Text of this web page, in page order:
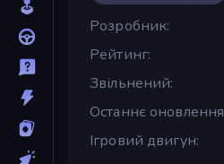
Розробник
Рейтинг
Звільнений
Останнє оновлення
Ігровий двигун